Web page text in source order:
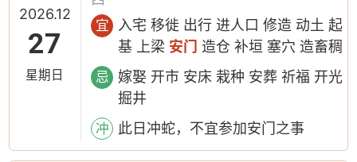
2026.12
27
星期日
宜
入宅 移徙 出行 进人口 修造 动土 起
基 上梁 安门 造仓 补垣 塞穴 造畜稠
忌
嫁娶 开市 安床 栽种 安葬 祈福 开光
掘井
冲 此日冲蛇，不宜参加安门之事